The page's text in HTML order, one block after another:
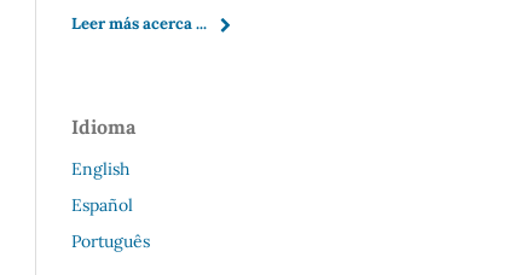
Leer más acerca ...
Idioma
English
Español
Português